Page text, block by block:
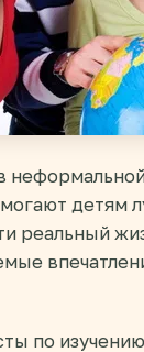
детям
реальный
по